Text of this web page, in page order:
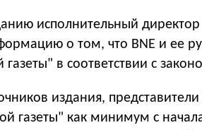
исполнительный
о том, что BNE и ее
газеты" в соответствии с
издания,
газеты" как минимум с